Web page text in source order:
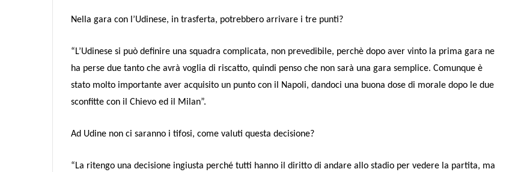
Nella gara con l’Udinese, in trasferta, potrebbero arrivare i tre punti?
“L’Udinese si può definire una squadra complicata, non prevedibile, perchè dopo aver vinto la prima gara ne
ha perse due tanto che avrà voglia di riscatto, quindi penso che non sarà una gara semplice. Comunque è
stato molto importante aver acquisito un punto con il Napoli, dandoci una buona dose di morale dopo le due
sconfitte con il Chievo ed il Milan”.
Ad Udine non ci saranno i tifosi, come valuti questa decisione?
“La ritengo una decisione ingiusta perché tutti hanno il diritto di andare allo stadio per vedere la partita, ma